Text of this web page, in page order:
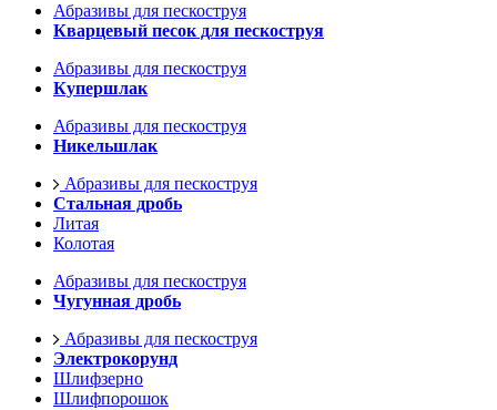
Абразивы для пескоструя
Кварцевый песок для пескоструя
Абразивы для пескоструя
Купершлак
Абразивы для пескоструя
Никельшлак
Абразивы для пескоструя
Стальная дробь
Литая
Колотая
Абразивы для пескоструя
Чугунная дробь
Абразивы для пескоструя
Электрокорунд
Шлифзерно
Шлифпорошок